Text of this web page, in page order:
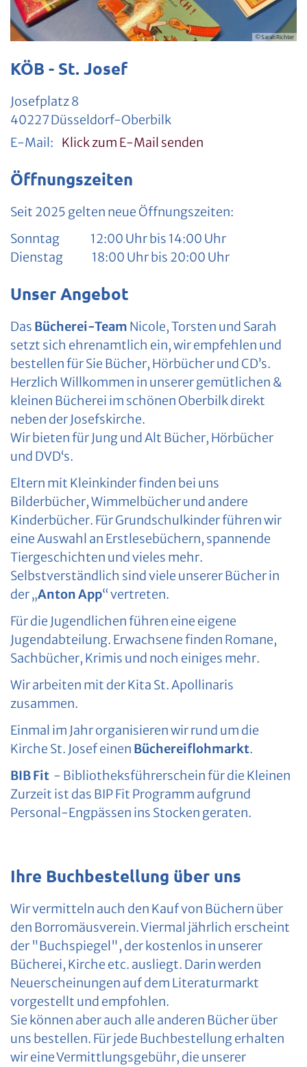
© Sarah Richter
KÖB - St. Josef
Josefplatz 8
40227Düsseldorf-Oberbilk
E-Mail:
Klick zum E-Mail senden
Öffnungszeiten
Seit 2025 gelten neue Öffnungszeiten:
Sonntag 12:00 Uhr bis 14:00 Uhr
Dienstag 18:00 Uhr bis 20:00 Uhr
Unser Angebot
Das Bücherei-Team Nicole, Torsten und Sarah
setzt sich ehrenamtlich ein, wir empfehlen und
bestellen für Sie Bücher, Hörbücher und CD’s.
Herzlich Willkommen in unserer gemütlichen &
kleinen Bücherei im schönen Oberbilk direkt
neben der Josefskirche.
Wir bieten für Jung und Alt Bücher, Hörbücher
und DVD‘s.
Eltern mit Kleinkinder finden bei uns
Bilderbücher, Wimmelbücher und andere
Kinderbücher. Für Grundschulkinder führen wir
eine Auswahl an Erstlesebüchern, spannende
Tiergeschichten und vieles mehr.
Selbstverständlich sind viele unserer Bücher in
der „Anton App“ vertreten.
Für die Jugendlichen führen eine eigene
Jugendabteilung. Erwachsene finden Romane,
Sachbücher, Krimis und noch einiges mehr.
Wir arbeiten mit der Kita St. Apollinaris
zusammen.
Einmal im Jahr organisieren wir rund um die
Kirche St. Josef einen Büchereiflohmarkt.
BIB Fit - Bibliotheksführerschein für die Kleinen
Zurzeit ist das BIP Fit Programm aufgrund
Personal-Engpässen ins Stocken geraten.
Ihre Buchbestellung über uns
Wir vermitteln auch den Kauf von Büchern über
den Borromäusverein. Viermal jährlich erscheint
der "Buchspiegel", der kostenlos in unserer
Bücherei, Kirche etc. ausliegt. Darin werden
Neuerscheinungen auf dem Literaturmarkt
vorgestellt und empfohlen.
Sie können aber auch alle anderen Bücher über
uns bestellen. Für jede Buchbestellung erhalten
wir eine Vermittlungsgebühr, die unserer